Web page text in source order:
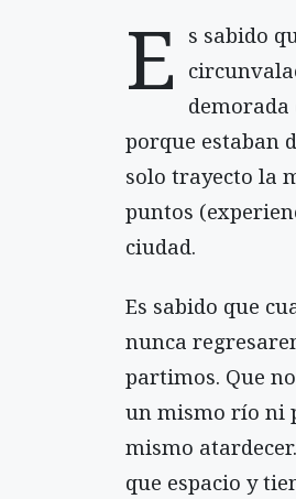
E s sabido
demorada
porque estaban
solo trayecto la
puntos
ciudad.
Es sabido que
nunca
partimos. Que
un mismo río ni
mismo
que espacio y